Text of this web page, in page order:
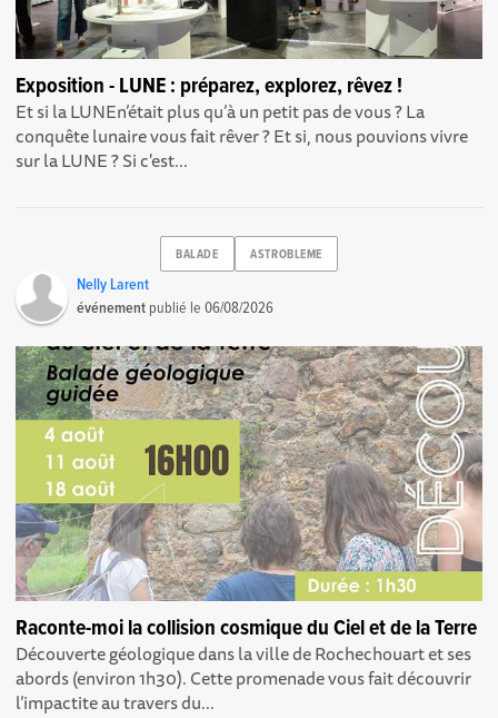
Exposition - LUNE : préparez, explorez, rêvez !
Et si la LUNEn’était plus qu’à un petit pas de vous ? La
conquête lunaire vous fait rêver ? Et si, nous pouvions vivre
sur la LUNE ? Si c'est...
BALADE ASTROBLEME
Nelly Larent
événement publié le06/08/2026
Raconte-moi la collision cosmique du Ciel et de la Terre
Découverte géologique dans la ville de Rochechouart et ses
abords (environ 1h30). Cette promenade vous fait découvrir
l’impactite au travers du...